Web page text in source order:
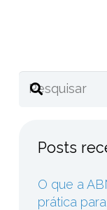
Posts
O que a
prática